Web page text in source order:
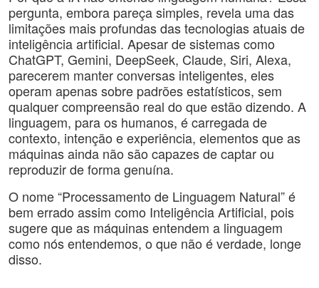
pergunta, embora pareça simples, revela uma das
limitações mais profundas das tecnologias atuais de
inteligência artificial. Apesar de sistemas como
ChatGPT, Gemini, DeepSeek, Claude, Siri, Alexa,
parecerem manter conversas inteligentes, eles
operam apenas sobre padrões estatísticos, sem
qualquer compreensão real do que estão dizendo. A
linguagem, para os humanos, é carregada de
contexto, intenção e experiência, elementos que as
máquinas ainda não são capazes de captar ou
reproduzir de forma genuína.
O nome “Processamento de Linguagem Natural” é
bem errado assim como Inteligência Artificial, pois
sugere que as máquinas entendem a linguagem
como nós entendemos, o que não é verdade, longe
disso.